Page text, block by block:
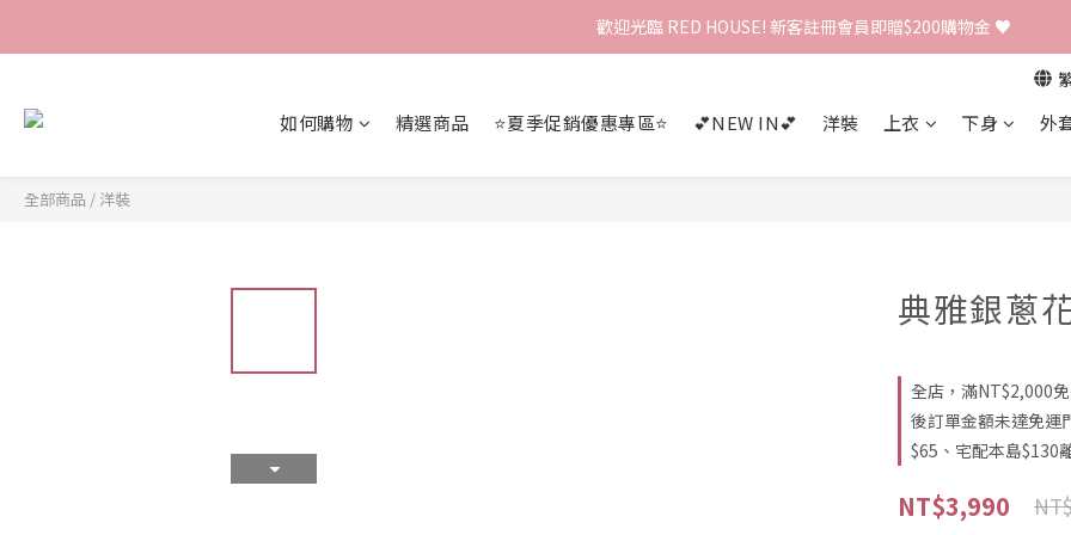
歡迎光臨 RED HOUSE! 新客註冊會員即贈$200購物金 ♥
歡迎光臨 RED HOUSE! 新客註冊會員即贈$200購物金 ♥
歡迎光臨 RED HOUSE! 新客註冊會員即贈$200購物金 ♥
如何購物 精選商品 ⭐夏季促銷優惠專區⭐ 💕NEW IN💕 洋裝 上衣 下身 外
全部商品 / 洋裝
典雅銀蔥
全店，滿NT$2,000
後訂單金額未達免運
$65、宅配本島$130
NT$3,990